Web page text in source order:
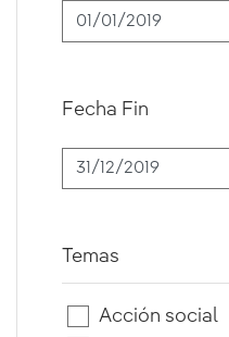
Fecha Fin
Temas
Acción social